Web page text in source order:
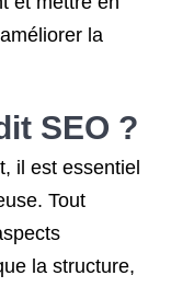
la
SEO ?
il est essentiel
Tout
la structure,